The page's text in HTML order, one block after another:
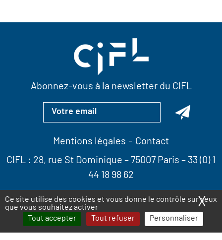
Ce site utilise des cookies et vous donne le contrôle sur ceux
que vous souhaitez activer
Tout accepter
Tout refuser Personnaliser
X
Abonnez-vous à la newsletter du CIFL
Mentions légales
Contact
CIFL : 28, rue St Dominique – 75007 Paris – 33 (0) 1
44 18 98 62